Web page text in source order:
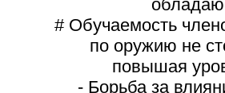
# Обучаемость
по оружию не
повышая
- Борьба за